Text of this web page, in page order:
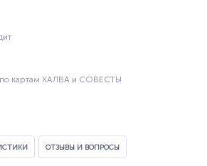
по картам ХАЛВА и СОВЕСТЬ!
ОТЗЫВЫ И ВОПРОСЫ